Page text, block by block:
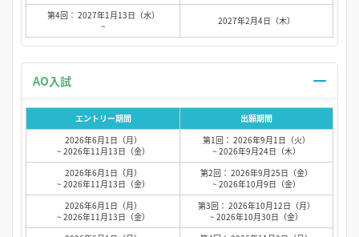
第4回： 2027年1月13日（水）
~
2027年2月4日（木）
エントリー期間
出願期間
2026年6月1日（月）
~ 2026年11月13日（金）
第1回： 2026年9月1日（火）
~ 2026年9月24日（木）
2026年6月1日（月）
~ 2026年11月13日（金）
第2回： 2026年9月25日（金）
~ 2026年10月9日（金）
2026年6月1日（月）
~ 2026年11月13日（金）
第3回： 2026年10月12日（月）
~ 2026年10月30日（金）